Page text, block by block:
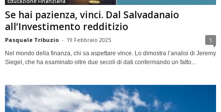
Se hai pazienza, vinci. Dal Salvadanaio
all’Investimento redditizio
Pasquale Tribuzio - 19 Febbraio 2025 1
Nel mondo della finanza, chi sa aspettare vince. Lo dimostra l’analisi di Jeremy
Siegel, che ha esaminato oltre due secoli di dati confermando un fatto...